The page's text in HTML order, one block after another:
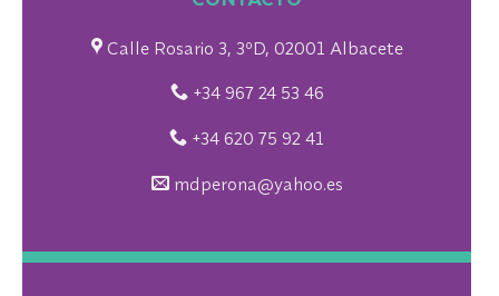
Calle Rosario 3, 3ºD, 02001 Albacete
+34 967 24 53 46
+34 620 75 92 41
mdperona@yahoo.es